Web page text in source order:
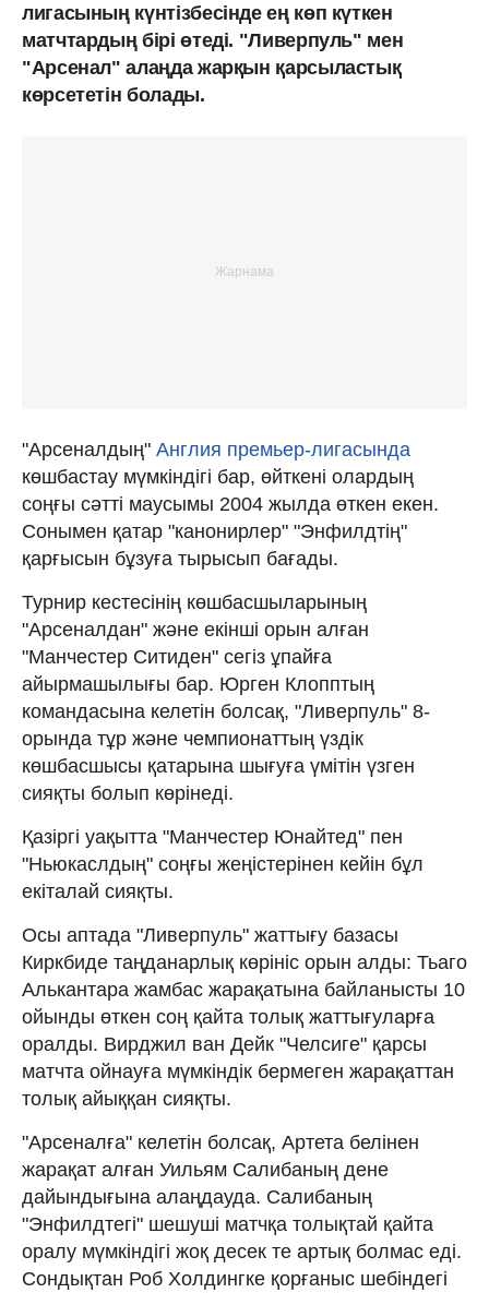
лигасының күнтізбесінде ең көп күткен
матчтардың бірі өтеді. "Ливерпуль" мен
"Арсенал" алаңда жарқын қарсыластық
көрсететін болады.
"Арсеналдың" Англия премьер-лигасында
көшбастау мүмкіндігі бар, өйткені олардың
соңғы сәтті маусымы 2004 жылда өткен екен.
Сонымен қатар "канонирлер" "Энфилдтің"
қарғысын бұзуға тырысып бағады.
Турнир кестесінің көшбасшыларының
"Арсеналдан" және екінші орын алған
"Манчестер Ситиден" сегіз ұпайға
айырмашылығы бар. Юрген Клопптың
командасына келетін болсақ, "Ливерпуль" 8-
орында тұр және чемпионаттың үздік
көшбасшысы қатарына шығуға үмітін үзген
сияқты болып көрінеді.
Қазіргі уақытта "Манчестер Юнайтед" пен
"Ньюкаслдың" соңғы жеңістерінен кейін бұл
екіталай сияқты.
Осы аптада "Ливерпуль" жаттығу базасы
Киркбиде таңданарлық көрініс орын алды: Тьаго
Алькантара жамбас жарақатына байланысты 10
ойынды өткен соң қайта толық жаттығуларға
оралды. Вирджил ван Дейк "Челсиге" қарсы
матчта ойнауға мүмкіндік бермеген жарақаттан
толық айыққан сияқты.
"Арсеналға" келетін болсақ, Артета белінен
жарақат алған Уильям Салибаның дене
дайындығына алаңдауда. Салибаның
"Энфилдтегі" шешуші матчқа толықтай қайта
оралу мүмкіндігі жоқ десек те артық болмас еді.
Сондықтан Роб Холдингке қорғаныс шебіндегі